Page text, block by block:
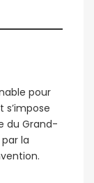
pour
du Grand-
la